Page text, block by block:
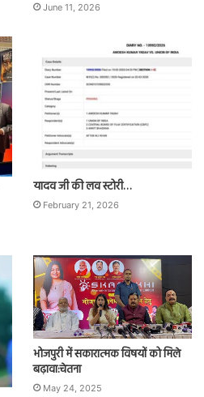
June 11, 2026
यादव जी की लव स्टोरी…
February 21, 2026
भोजपुरी में सकारात्मक विषयों को मिले
बढ़ावा:चेतना
May 24, 2025